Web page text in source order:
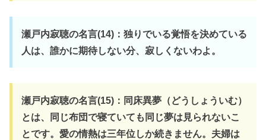
瀬戸内寂聴の名言(14)：独りでいる覚悟を決めている
人は、誰かに期待しない分、寂しくないわよ。
瀬戸内寂聴の名言(15)：同床異夢（どうしょういむ）
とは、同じ布団で寝ていても同じ夢は見られないこ
とです。愛の情熱は三年位しか続きません。夫婦は